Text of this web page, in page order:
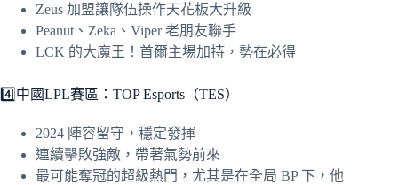
Zeus 加盟讓隊伍操作天花板大升級
Peanut、Zeka、Viper 老朋友聯手
LCK 的大魔王！首爾主場加持，勢在必得
4️⃣中國LPL賽區：TOP Esports（TES）
2024 陣容留守，穩定發揮
連續擊敗強敵，帶著氣勢前來
最可能奪冠的超級熱門，尤其是在全局 BP 下，他